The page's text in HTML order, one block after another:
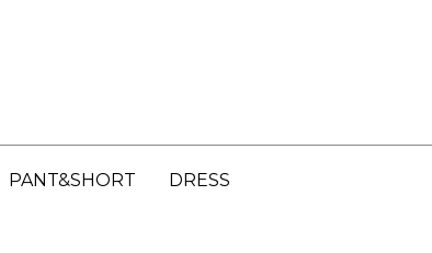
PANT&SHORT DRESS